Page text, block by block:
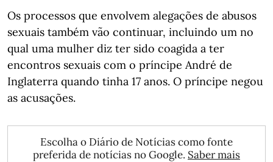
Os processos que envolvem alegações de abusos
sexuais também vão continuar, incluindo um no
qual uma mulher diz ter sido coagida a ter
encontros sexuais com o príncipe André de
Inglaterra quando tinha 17 anos. O príncipe negou
as acusações.
Escolha o Diário de Notícias como fonte
preferida de notícias no Google. Saber mais